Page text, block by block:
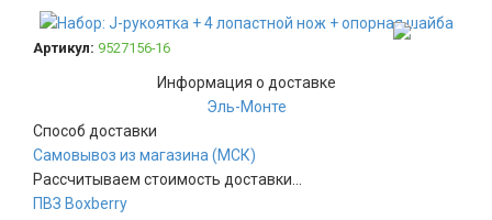
Артикул: 9527156-16
Информация о доставке
Эль-Монте
Способ доставки
Самовывоз из магазина (МСК)
Рассчитываем стоимость доставки...
ПВЗ Boxberry